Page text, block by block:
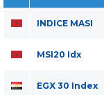
INDICE MASI
MSI20 Idx
EGX 30 Index